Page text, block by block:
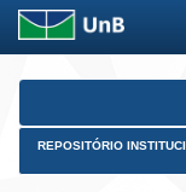
Skip
REPOSITÓRIO